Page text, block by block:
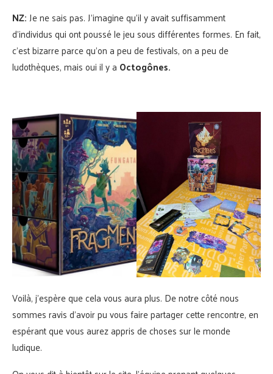
NZ:Je ne sais pas. J’imagine qu’il y avait suffisamment
d’individus qui ont poussé le jeu sous différentes formes. En fait,
c’est bizarre parce qu’on a peu de festivals, on a peu de
ludothèques, mais oui il y a Octogônes.
Voilà, j’espère que cela vous aura plus. De notre côté nous
sommes ravis d’avoir pu vous faire partager cette rencontre, en
espérant que vous aurez appris de choses sur le monde
ludique.